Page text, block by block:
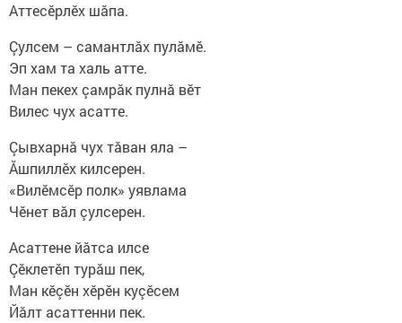
Аттесӗрлӗх шăпа.
Çулсем – самантлăх пулăмӗ.
Эп хам та халь атте.
Ман пекех çамрăк пулнă вӗт
Вилес чух асатте.
Çывхарнă чух тăван яла –
Ăшпиллӗх килсерен.
«Вилӗмсӗр полк» уявлама
Чӗнет вăл çулсерен.
Асаттене йăтса илсе
Çӗклетӗп турăш пек,
Ман кӗçӗн хӗрӗн куçӗсем
Йăлт асаттенни пек.